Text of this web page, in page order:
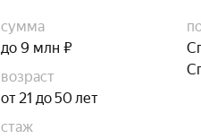
сумма
до 9 млн ₽
возраст
от 21 до 50 лет
стаж